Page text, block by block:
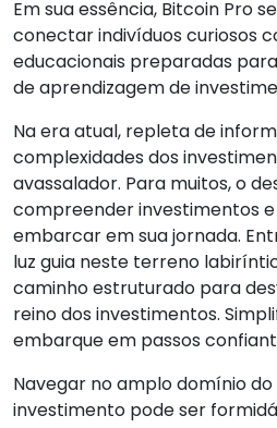
Em sua essência, Bitcoin Pro
conectar indivíduos curiosos
educacionais preparadas
de aprendizagem de
Na era atual, repleta de
complexidades dos
avassalador. Para muitos, o
compreender investimentos
embarcar em sua jornada.
luz guia neste terreno
caminho estruturado para
reino dos investimentos.
embarque em passos
Navegar no amplo domínio
investimento pode ser